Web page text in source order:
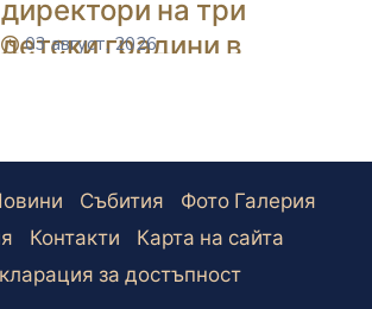
директори на три
детски градини в
icon
03 август, 2026
Събития
Фото Галерия
Контакти
Карта на сайта
за достъпност